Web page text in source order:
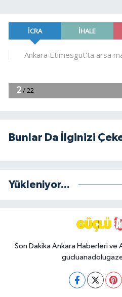
Bunlar Da İlginizi
Yükleniyor...
Son Dakika Ankara Haberleri